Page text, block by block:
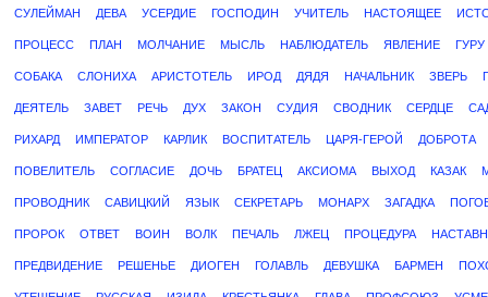
СУЛЕЙМАН ДЕВА УСЕРДИЕ ГОСПОДИН УЧИТЕЛЬ НАСТОЯЩЕЕ
ПРОЦЕСС ПЛАН МОЛЧАНИЕ МЫСЛЬ НАБЛЮДАТЕЛЬ ЯВЛЕНИЕ ГУРУ
СОБАКА СЛОНИХА АРИСТОТЕЛЬ ИРОД ДЯДЯ НАЧАЛЬНИК ЗВЕРЬ
ДЕЯТЕЛЬ ЗАВЕТ РЕЧЬ ДУХ ЗАКОН СУДИЯ СВОДНИК СЕРДЦЕ
РИХАРД ИМПЕРАТОР КАРЛИК ВОСПИТАТЕЛЬ ЦАРЯ-ГЕРОЙ ДОБРОТА
ПОВЕЛИТЕЛЬ СОГЛАСИЕ ДОЧЬ БРАТЕЦ АКСИОМА ВЫХОД КАЗАК
ПРОВОДНИК САВИЦКИЙ ЯЗЫК СЕКРЕТАРЬ МОНАРХ ЗАГАДКА
ПРОРОК ОТВЕТ ВОИН ВОЛК ПЕЧАЛЬ ЛЖЕЦ ПРОЦЕДУРА
ПРЕДВИДЕНИЕ РЕШЕНЬЕ ДИОГЕН ГОЛАВЛЬ ДЕВУШКА БАРМЕН